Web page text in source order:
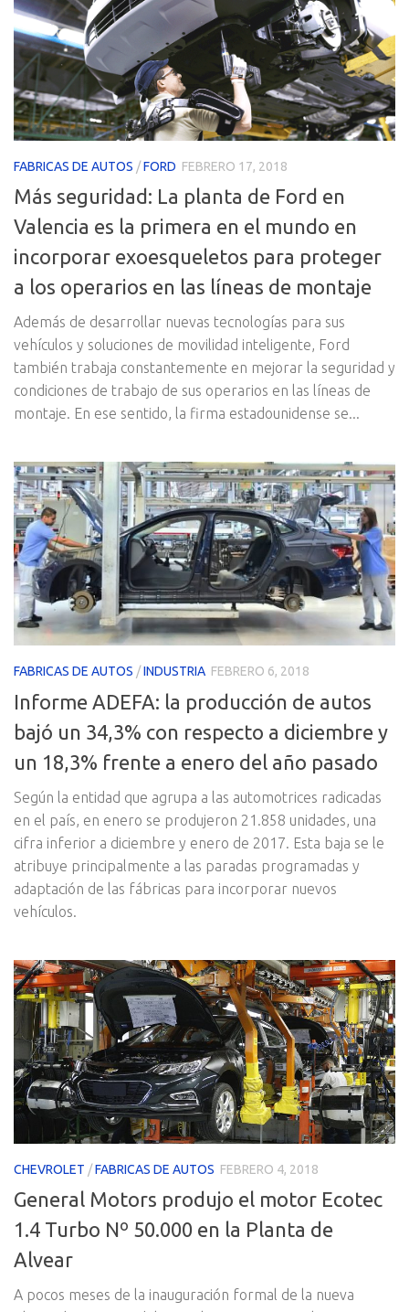
FABRICAS DE AUTOS /FORD FEBRERO 17, 2018
Más seguridad: La planta de Ford en
Valencia es la primera en el mundo en
incorporar exoesqueletos para proteger
a los operarios en las líneas de montaje
Además de desarrollar nuevas tecnologías para sus
vehículos y soluciones de movilidad inteligente, Ford
también trabaja constantemente en mejorar la seguridad y
condiciones de trabajo de sus operarios en las líneas de
montaje. En ese sentido, la firma estadounidense se...
FABRICAS DE AUTOS /INDUSTRIA FEBRERO 6, 2018
Informe ADEFA: la producción de autos
bajó un 34,3% con respecto a diciembre y
un 18,3% frente a enero del año pasado
Según la entidad que agrupa a las automotrices radicadas
en el país, en enero se produjeron 21.858 unidades, una
cifra inferior a diciembre y enero de 2017. Esta baja se le
atribuye principalmente a las paradas programadas y
adaptación de las fábricas para incorporar nuevos
vehículos.
CHEVROLET /FABRICAS DE AUTOS FEBRERO 4, 2018
General Motors produjo el motor Ecotec
1.4 Turbo Nº 50.000 en la Planta de
Alvear
A pocos meses de la inauguración formal de la nueva